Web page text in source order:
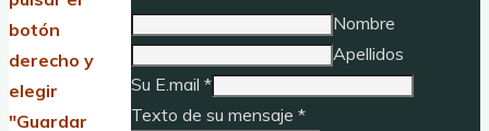
botón
derecho y
elegir
"Guardar
Nombre
Apellidos
Su E.mail *
Texto de su mensaje *